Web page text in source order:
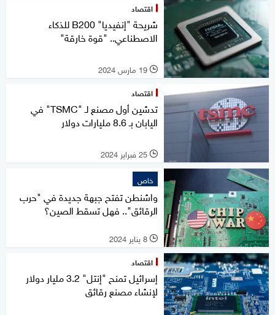
اقتصاد
شريحة "إنفيديا" B200 للذكاء
الاصطناعي.. "قوة خارقة"
l 19 مارس 2024
اقتصاد
تدشين أول مصنع لـ "TSMC" في
اليابان بـ 8.6 مليارات دولار
l 25 فبراير 2024
خاص
واشنطن تفتح جبهة جديدة في "حرب
الرقائق".. فهل تسقط الصين؟
l 8 يناير 2024
اقتصاد
إسرائيل تمنح "إنتل" 3.2 مليار دولار
لإنشاء مصنع رقائق